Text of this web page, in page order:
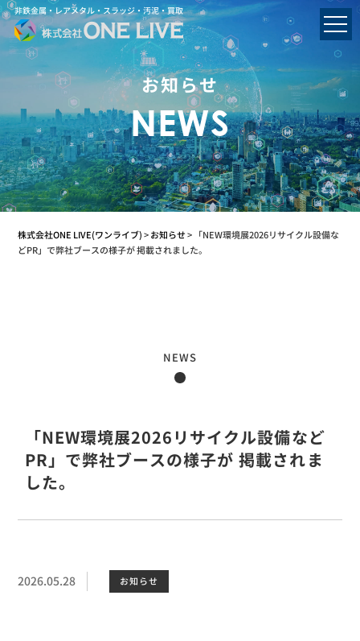
非鉄金属・レアメタル・スラッジ・汚泥・買取
お知らせ
NEWS
株式会社ONE LIVE(ワンライブ)>お知らせ> 「NEW環境展2026リサイクル設備な
どPR」で弊社ブースの様子が 掲載されました。
「NEW環境展2026リサイクル設備など
PR」で弊社ブースの様子が 掲載されま
した。
NEWS
2026.05.28 お知らせ